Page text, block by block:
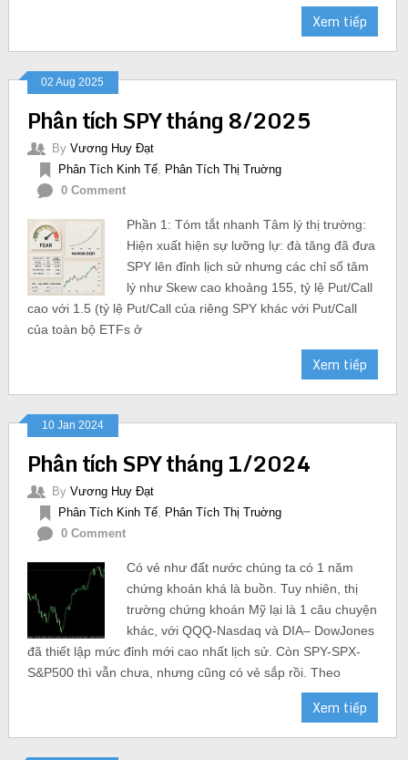
Xem tiếp
02 Aug 2025
Phân tích SPY tháng 8/2025
By Vương Huy Đạt
Phân Tích Kinh Tế, Phân Tích Thị Truờng
0 Comment
Phần 1: Tóm tắt nhanh Tâm lý thị trường:
Hiện xuất hiện sự lưỡng lự: đà tăng đã đưa
SPY lên đỉnh lịch sử nhưng các chỉ số tâm
lý như Skew cao khoảng 155, tỷ lệ Put/Call
cao với 1.5 (tỷ lệ Put/Call của riêng SPY khác với Put/Call
của toàn bộ ETFs ở
Xem tiếp
10 Jan 2024
Phân tích SPY tháng 1/2024
By Vương Huy Đạt
Phân Tích Kinh Tế, Phân Tích Thị Truờng
0 Comment
Có vẻ như đất nước chúng ta có 1 năm
chứng khoán khá là buồn. Tuy nhiên, thị
trường chứng khoán Mỹ lại là 1 câu chuyện
khác, với QQQ-Nasdaq và DIA– DowJones
đã thiết lập mức đỉnh mới cao nhất lịch sử. Còn SPY-SPX-
S&P500 thì vẫn chưa, nhưng cũng có vẻ sắp rồi. Theo
Xem tiếp